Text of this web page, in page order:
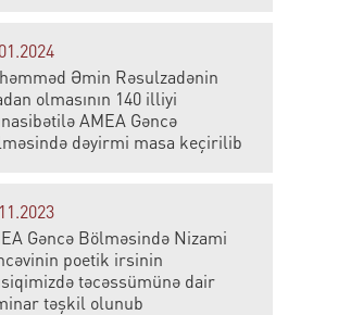
Əmin Rəsulzadənin
olmasının 140 illiyi
AMEA Gəncə
dəyirmi masa keçirilib
Gəncə Bölməsində Nizami
poetik irsinin
təcəssümünə dair
təşkil olunub